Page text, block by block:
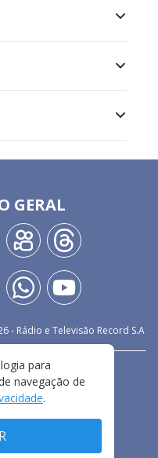
GERAL
- Rádio e Televisão Record S.A
PRIVACIDADE
DE USO
para
navegação de
.